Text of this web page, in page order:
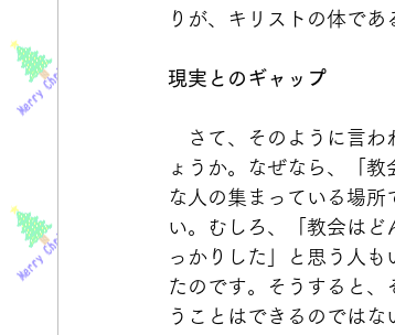
りが、キリストの体であ
現実とのギャップ
さて、そのように言わ
ょうか。なぜなら、「
な人の集まっている場
い。むしろ、「教会は
っかりした」と思う人
たのです。そうすると
うことはできるのではな